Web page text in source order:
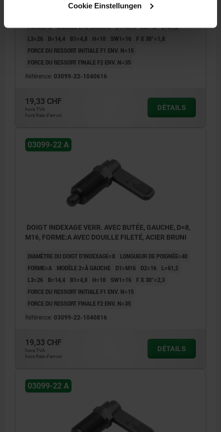
Cookie Einstellungen
FORME=A MODÈLE 2=À GAUCHE D1=M16 D2=16 L=61,2
L3=26
B=14,4 B1=4,8 H=10 SW1=16
F X 30°=1,8
FORCE DU RESSORT INITIALE F1 ENV. N=15
FORCE DU RESSORT FINALE F2 ENV. N=35
Référence: 03099-22-1040616
19,33 CHF
hors TVA
hors frais d’envoi
DÉTAILS
03099-22 A
DOIGT INDEXAGE VERR. AVEC BUTÉE, GAUCHE, D=8,
M16, FORME:A AVEC DOUILLE FILETÉ, ACIER BRUNI
DIAMÈTRE DU DOIGT D'INDEXAGE=8
LONGUEUR DE POIGNÉE=40
FORME=A
MODÈLE 2=À GAUCHE D1=M16 D2=16
L=61,2
L3=26
B=14,4 B1=4,8 H=10 SW1=16
F X 30°=2,3
FORCE DU RESSORT INITIALE F1 ENV. N=15
FORCE DU RESSORT FINALE F2 ENV. N=35
Référence: 03099-22-1040816
19,33 CHF
hors TVA
hors frais d’envoi
DÉTAILS
03099-22 A